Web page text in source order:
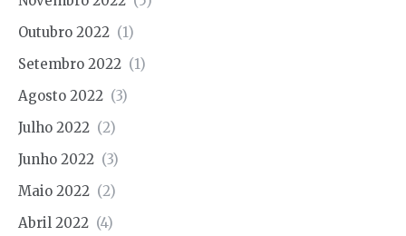
Outubro 2022 (1)
Setembro 2022 (1)
Agosto 2022 (3)
Julho 2022 (2)
Junho 2022 (3)
Maio 2022 (2)
Abril 2022 (4)